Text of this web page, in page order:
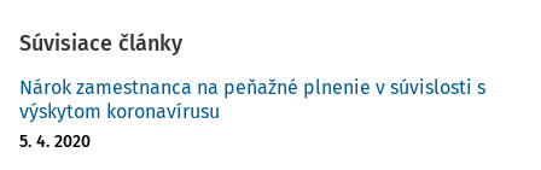
Súvisiace články
Nárok zamestnanca na peňažné plnenie v súvislosti s
výskytom koronavírusu
5. 4. 2020